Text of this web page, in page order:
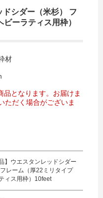
ドシダー（米杉） フ
ーラティス用枠）
材
となります。お届けま
ただく場合がございま
】ウエスタンレッドシダー
フレーム（厚22ミリタイプ
ィス用枠）10feet